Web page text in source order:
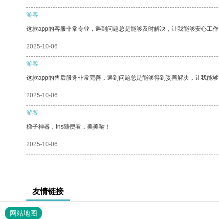
游客
这款app的客服非常专业，遇到问题总是能够及时解决，让我能够安心工作
2025-10-06
游客
这款app的售后服务非常完善，遇到问题总是能够得到妥善解决，让我能够
2025-10-06
游客
梯子神器，ins随便看，美美哒！
2025-10-06
友情链接
网站地图